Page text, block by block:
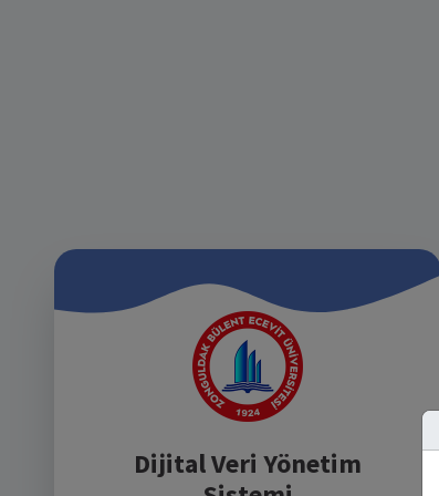
Dijital Veri Yönetim